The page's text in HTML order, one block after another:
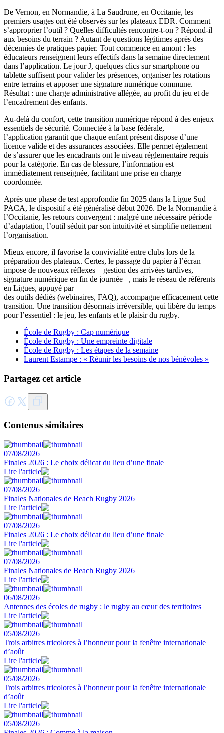
De Vernon, en Normandie, à La Saudrune, en Occitanie, les
premiers usages ont été observés sur les plateaux EDR. Comment
s’approprier l’outil ? Quelles difficultés rencontre-t-on ? Répond-il
aux besoins du terrain ? Autant de questions légitimes après des
décennies de pratiques papier. Tout commence en amont : les
éducateurs renseignent leurs effectifs dans la semaine directement
dans l’application. Le jour J, quelques clics sur smartphone ou
tablette suffisent pour valider les présences, organiser les rotations
entre terrains et apposer une signature numérique commune.
Résultat : une charge administrative allégée, au profit du jeu et de
l’encadrement des enfants.
Au-delà du confort, cette transition numérique répond à des enjeux
essentiels de sécurité. Connectée à la base fédérale,
l’application garantit que chaque enfant présent dispose d’une
licence valide et des assurances associées. Elle permet également
de s’assurer que les encadrants ont le niveau réglementaire requis
pour la catégorie. En cas de blessure, l’information est
immédiatement renseignée, facilitant une prise en charge
coordonnée.
Après une phase de test approfondie fin 2025 dans la Ligue Sud
PACA, le dispositif a été généralisé début 2026. De la Normandie à
l’Occitanie, les retours convergent : malgré une nécessaire période
d’adaptation, l’outil séduit par son intuitivité et simplifie nettement
l’organisation.
Mieux encore, il favorise la convivialité entre clubs lors de la
préparation des plateaux. Certes, le passage du papier à l’écran
impose de nouveaux réflexes – gestion des arrivées tardives,
signature numérique en fin de journée –, mais le réseau de référents
en Ligues, appuyé par
des outils dédiés (webinaires, FAQ), accompagne efficacement cette
transition. Une transition désormais irréversible, qui libère du temps
pour l’essentiel : le jeu, les enfants et le plaisir du rugby.
École de Rugby : Cap numérique
École de Rugby : Une empreinte digitale
École de Rugby : Les étapes de la semaine
Laurent Estampe : « Réunir les besoins de nos bénévoles »
Partagez cet article
Contenus similaires
07/08/2026
Finales 2026 : Le choix délicat du lieu d’une finale
Lire l'article
07/08/2026
Finales Nationales de Beach Rugby 2026
Lire l'article
07/08/2026
Finales 2026 : Le choix délicat du lieu d’une finale
Lire l'article
07/08/2026
Finales Nationales de Beach Rugby 2026
Lire l'article
06/08/2026
Antennes des écoles de rugby : le rugby au cœur des territoires
Lire l'article
05/08/2026
Trois arbitres tricolores à l’honneur pour la fenêtre internationale
d’août
Lire l'article
05/08/2026
Trois arbitres tricolores à l’honneur pour la fenêtre internationale
d’août
Lire l'article
05/08/2026